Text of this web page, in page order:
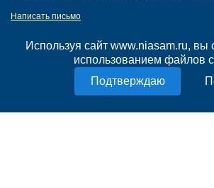
Используя сайт www.niasam.ru, вы
использованием файлов
Написать письмо
Нашли ошибку?
Политика конфиденциальности